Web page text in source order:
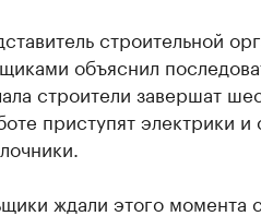
строительной
объяснил
строители завершат
приступят электрики
ждали этого момента